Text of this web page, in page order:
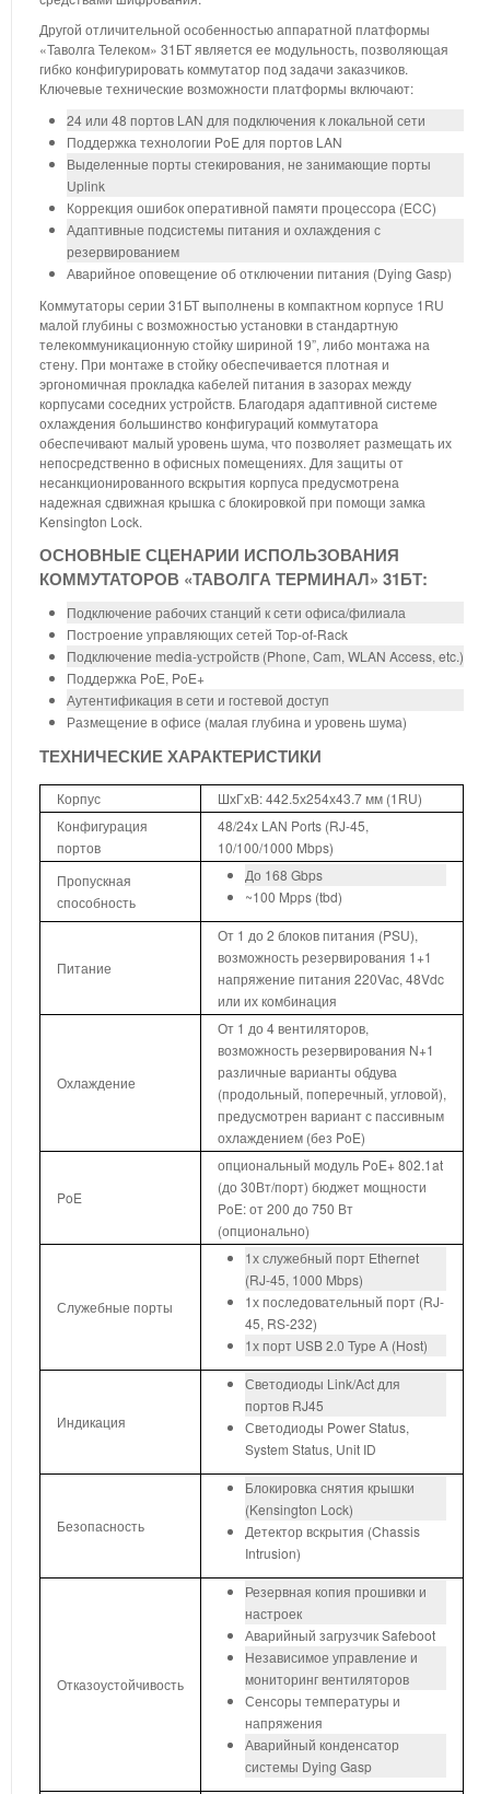
Другой отличительной особенностью аппаратной платформы
«Таволга Телеком» 31БТ является ее модульность, позволяющая
гибко конфигурировать коммутатор под задачи заказчиков.
Ключевые технические возможности платформы включают:
24 или 48 портов LAN для подключения к локальной сети
Поддержка технологии PoE для портов LAN
Выделенные порты стекирования, не занимающие порты
Uplink
Коррекция ошибок оперативной памяти процессора (ECC)
Адаптивные подсистемы питания и охлаждения с
резервированием
Аварийное оповещение об отключении питания (Dying Gasp)
Коммутаторы серии 31БТ выполнены в компактном корпусе 1RU
малой глубины с возможностью установки в стандартную
телекоммуникационную стойку шириной 19”, либо монтажа на
стену. При монтаже в стойку обеспечивается плотная и
эргономичная прокладка кабелей питания в зазорах между
корпусами соседних устройств. Благодаря адаптивной системе
охлаждения большинство конфигураций коммутатора
обеспечивают малый уровень шума, что позволяет размещать их
непосредственно в офисных помещениях. Для защиты от
несанкционированного вскрытия корпуса предусмотрена
надежная сдвижная крышка с блокировкой при помощи замка
Kensington Lock.
ОСНОВНЫЕ СЦЕНАРИИ ИСПОЛЬЗОВАНИЯ
КОММУТАТОРОВ «ТАВОЛГА ТЕРМИНАЛ» 31БТ:
Подключение рабочих станций к сети офиса/филиала
Построение управляющих сетей Top-of-Rack
Подключение media-устройств (Phone, Cam, WLAN Access, etc.)
Поддержка PoE, PoE+
Аутентификация в сети и гостевой доступ
Размещение в офисе (малая глубина и уровень шума)
ТЕХНИЧЕСКИЕ ХАРАКТЕРИСТИКИ
Корпус
ШхГхВ: 442.5х254х43.7 мм (1RU)
Конфигурация
портов
48/24x LAN Ports (RJ-45,
10/100/1000 Mbps)
Пропускная
способность
До 168 Gbps
~100 Mpps (tbd)
Питание
От 1 до 2 блоков питания (PSU),
возможность резервирования 1+1
напряжение питания 220Vac, 48Vdc
или их комбинация
Охлаждение
От 1 до 4 вентиляторов,
возможность резервирования N+1
различные варианты обдува
(продольный, поперечный, угловой),
предусмотрен вариант с пассивным
охлаждением (без PoE)
PoE
опциональный модуль PoE+ 802.1at
(до 30Вт/порт) бюджет мощности
PoE: от 200 до 750 Вт
(опционально)
Служебные порты
1х служебный порт Ethernet
(RJ-45, 1000 Mbps)
1х последовательный порт (RJ-
45, RS-232)
1х порт USB 2.0 Type A (Host)
Индикация
Светодиоды Link/Act для
портов RJ45
Светодиоды Power Status,
System Status, Unit ID
Безопасность
Блокировка снятия крышки
(Kensington Lock)
Детектор вскрытия (Chassis
Intrusion)
Отказоустойчивость
Резервная копия прошивки и
настроек
Аварийный загрузчик Safeboot
Независимое управление и
мониторинг вентиляторов
Сенсоры температуры и
напряжения
Аварийный конденсатор
системы Dying Gasp